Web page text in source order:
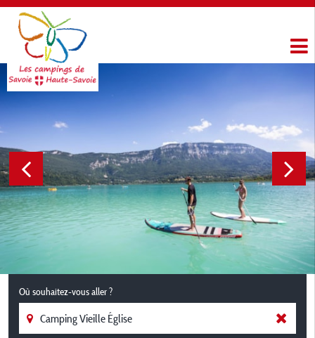
Où souhaitez-vous aller ?